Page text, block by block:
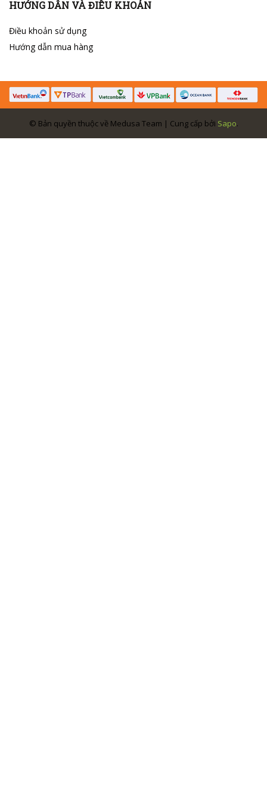
HƯỚNG DẪN VÀ ĐIỀU KHOẢN
Điều khoản sử dụng
Hướng dẫn mua hàng
© Bản quyền thuộc về Medusa Team | Cung cấp bởi Sapo.